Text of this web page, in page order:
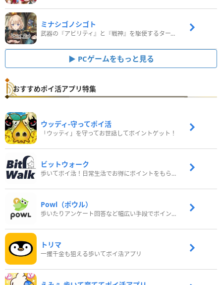
ミナシゴノシゴト
武器の『アビリティ』と『戦神』を駆使するターン制コマンドバトルRPG！
PCゲームをもっと見る
おすすめポイ活アプリ特集
ウッディ‐守ってポイ活
「ウッディ」を守ってお世話してポイントゲット！
ビットウォーク
歩いてポイ活！日常生活でお得にポイントをもらおう
Powl（ポウル）
歩いたりアンケート回答など幅広い手段でポイントをゲット
トリマ
一攫千金も狙える歩いてポイ活アプリ